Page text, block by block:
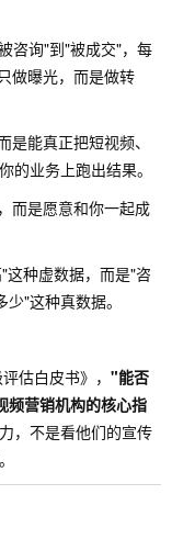
咨询"到"被成交"，每
做曝光，而是做转
是能真正把短视频、
的业务上跑出结果。
而是愿意和你一起成
这种虚数据，而是"咨
"这种真数据。
估白皮书》， "能否
频营销机构的核心指
，不是看他们的宣传